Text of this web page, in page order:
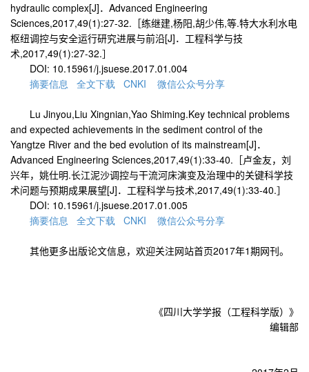
hydraulic complex[J]． Advanced Engineering
Sciences,2017,49(1):27-32. ［练继建,杨阳,胡少伟,等.特大水利水电
枢纽调控与安全运行研究进展与前沿[J]．工程科学与技
术,2017,49(1):27-32.］
DOI: 10.15961/j.jsuese.2017.01.004
摘要信息 全文下载 CNKI 微信公众号分享
Lu Jinyou,Liu Xingnian,Yao Shiming.Key technical problems
and expected achievements in the sediment control of the
Yangtze River and the bed evolution of its mainstream[J]．
Advanced Engineering Sciences,2017,49(1):33-40. ［卢金友，刘
兴年，姚仕明.长江泥沙调控与干流河床演变及治理中的关键科学技
术问题与预期成果展望[J]．工程科学与技术,2017,49(1):33-40.］
DOI: 10.15961/j.jsuese.2017.01.005
摘要信息 全文下载 CNKI 微信公众号分享
其他更多出版论文信息，欢迎关注网站首页2017年1期网刊。
《四川大学学报（工程科学版）》
编辑部